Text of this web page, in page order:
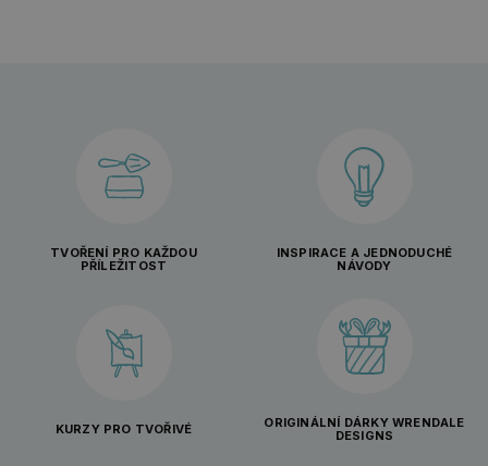
TVOŘENÍ PRO KAŽDOU
PŘÍLEŽITOST
INSPIRACE A JEDNODUCHÉ
NÁVODY
KURZY PRO TVOŘIVÉ
ORIGINÁLNÍ DÁRKY WRENDALE
DESIGNS